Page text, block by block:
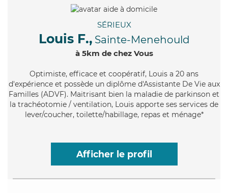
SÉRIEUX
Louis F., Sainte-Menehould
à 5km de chez Vous
Optimiste, efficace et coopératif, Louis a 20 ans
d'expérience et possède un diplôme d'Assistante De Vie aux
Familles (ADVF). Maitrisant bien la maladie de parkinson et
la trachéotomie / ventilation, Louis apporte ses services de
lever/coucher, toilette/habillage, repas et ménage*
Afficher le profil